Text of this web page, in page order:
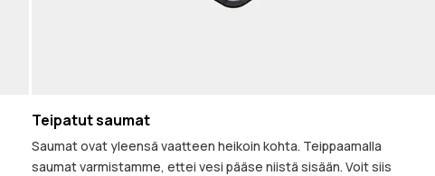
Teipatut saumat
Saumat ovat yleensä vaatteen heikoin kohta. Teippaamalla
saumat varmistamme, ettei vesi pääse niistä sisään. Voit siis